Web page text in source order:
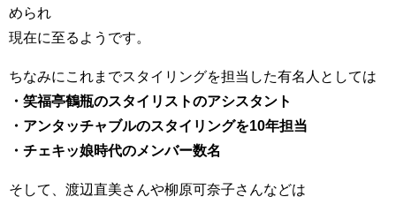
められ
現在に至るようです。
ちなみにこれまでスタイリングを担当した有名人としては
・笑福亭鶴瓶のスタイリストのアシスタント
・アンタッチャブルのスタイリングを10年担当
・チェキッ娘時代のメンバー数名
そして、渡辺直美さんや柳原可奈子さんなどは